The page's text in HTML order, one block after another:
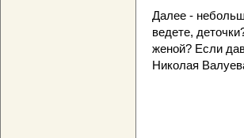
Далее -
ведете,
женой? Если
Николая